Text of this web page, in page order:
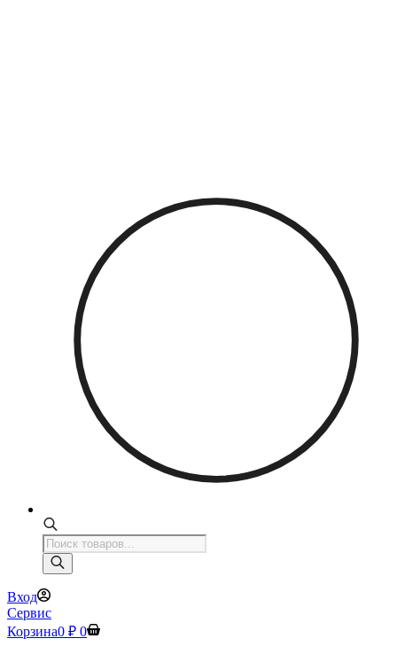
Поиск
товаров
Вход
Сервис
Корзина0 ₽ 0